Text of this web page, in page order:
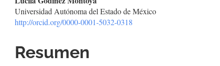
Universidad Autónoma del Estado de México
http://orcid.org/0000-0001-5032-0318
Resumen